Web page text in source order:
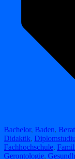
Bachelor, Baden,
Didaktik,
Fachhochschule,
Gerontologie,